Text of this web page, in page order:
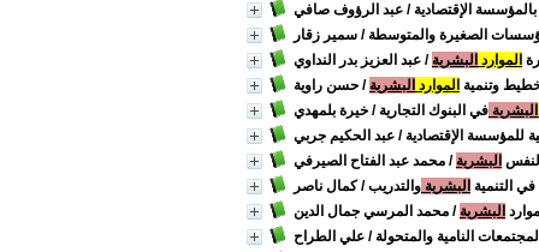
الإقتصادية / عبد الرؤوف صافي
الصغيرة والمتوسطة / سمير زقار
الموارد البشرية / عبد العزيز بدر النداوي
وتنمية الموارد البشرية / حسن راوية
البشرية في البنوك التجارية / خيرة بلمهدي
للمؤسسة الإقتصادية / عبد الحكيم جربي
البشرية / محمد عبد الفتاح الصيرفي
التنمية البشرية والتدريب/ كمال ناصر
البشرية / محمد المرسي جمال الدين
النامية والمتحولة / علي الطراح